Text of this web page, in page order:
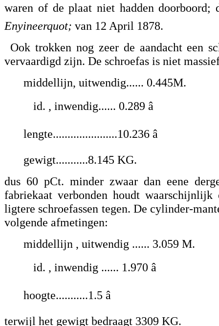
waren of de plaat niet hadden doorboord;
Enyineerquot; van 12 April 1878.
Ook trokken nog zeer de aandacht een
vervaardigd zijn. De schroefas is niet
middellijn, uitwendig...... 0.445M.
id. , inwendig...... 0.289 â
lengte......................10.236 â
gewigt...........8.145 KG.
dus 60 pCt. minder zwaar dan eene
fabriekaat verbonden houdt waarschijnlijk
ligtere schroefassen tegen. De cylinder-
volgende afmetingen:
middellijn , uitwendig ...... 3.059 M.
id. , inwendig ...... 1.970 â
hoogte...........1.5 â
terwijl het gewigt bedraagt 3309 KG.